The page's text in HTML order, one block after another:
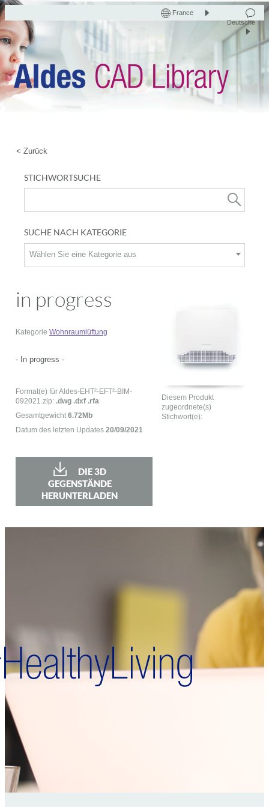
France
Deutsche
< Zurück
STICHWORTSUCHE
SUCHE NACH KATEGORIE
Wählen Sie eine Kategorie aus
in progress
Kategorie Wohnraumlüftung
- In progress -
Format(e) für Aldes-EHT²-EFT²-BIM-
092021.zip: .dwg .dxf .rfa
Gesamtgewicht 6.72Mb
Datum des letzten Updates 20/09/2021
DIE 3D
GEGENSTÄNDE
HERUNTERLADEN
Diesem Produkt
zugeordnete(s)
Stichwort(e):